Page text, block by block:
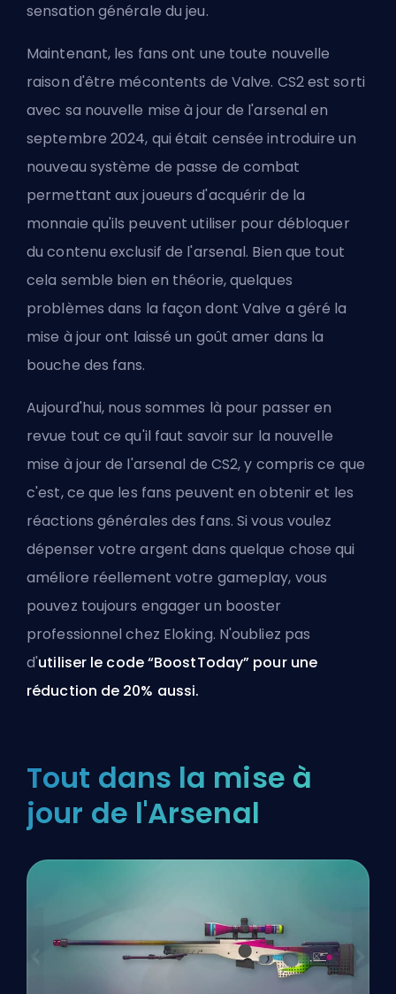
sensation générale du jeu.
Maintenant, les fans ont une toute nouvelle
raison d'être mécontents de Valve. CS2 est sorti
avec sa nouvelle mise à jour de l'arsenal en
septembre 2024, qui était censée introduire un
nouveau système de passe de combat
permettant aux joueurs d'acquérir de la
monnaie qu'ils peuvent utiliser pour débloquer
du contenu exclusif de l'arsenal. Bien que tout
cela semble bien en théorie, quelques
problèmes dans la façon dont Valve a géré la
mise à jour ont laissé un goût amer dans la
bouche des fans.
Aujourd'hui, nous sommes là pour passer en
revue tout ce qu'il faut savoir sur la nouvelle
mise à jour de l'arsenal de CS2, y compris ce que
c'est, ce que les fans peuvent en obtenir et les
réactions générales des fans. Si vous voulez
dépenser votre argent dans quelque chose qui
améliore réellement votre gameplay, vous
pouvez toujours engager un booster
professionnel chez Eloking. N'oubliez pas
d'utiliser le code “BoostToday” pour une
réduction de 20% aussi.
Tout dans la mise à
jour de l'Arsenal